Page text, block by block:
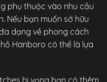
phụ thuộc vào nhu cầu
Nếu bạn muốn sở hữu
dạng về phong cách
Hanboro có thể là lựa